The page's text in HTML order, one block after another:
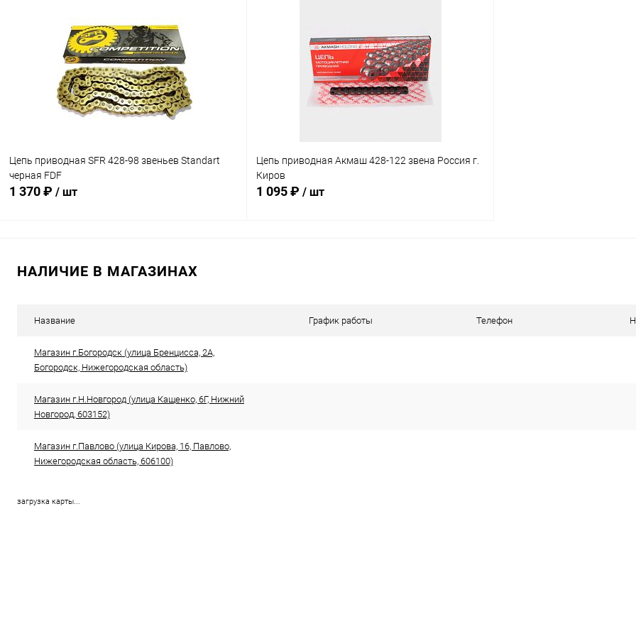
Сравнение
В избранное В наличии
Сравнение
В избранное В наличии
Цепь приводная SFR 428-98 звеньев Standart
черная FDF
1 370 ₽ / шт
Цепь приводная Акмаш 428-122 звена Россия г.
Киров
1 095 ₽ / шт
НАЛИЧИЕ В МАГАЗИНАХ
Название График работы Телефон
Магазин г.Богородск (улица Бренцисса, 2А,
Богородск, Нижегородская область)
Магазин г.Н.Новгород (улица Кащенко, 6Г, Нижний
Новгород, 603152)
Магазин г.Павлово (улица Кирова, 16, Павлово,
Нижегородская область, 606100)
загрузка карты...